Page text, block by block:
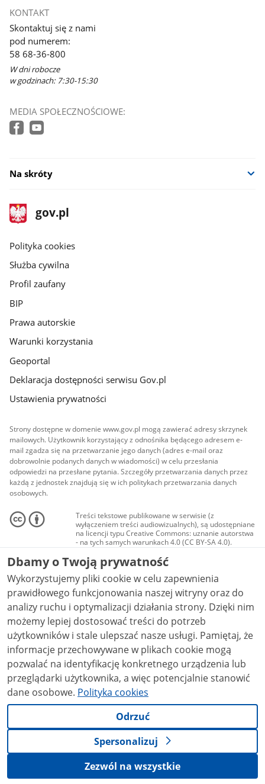
KONTAKT
Skontaktuj się z nami
pod numerem:
58 68-36-800
W dni robocze
w godzinach: 7:30-15:30
MEDIA SPOŁECZNOŚCIOWE:
Na skróty
stopka
gov.pl
Strona
gov.pl
gov.pl
Polityka cookies
Służba cywilna
Profil zaufany
BIP
Prawa autorskie
Warunki korzystania
Geoportal
Deklaracja dostępności serwisu Gov.pl
Ustawienia prywatności
Strony dostępne w domenie www.gov.pl mogą zawierać adresy skrzynek
mailowych. Użytkownik korzystający z odnośnika będącego adresem e-
mail zgadza się na przetwarzanie jego danych (adres e-mail oraz
dobrowolnie podanych danych w wiadomości) w celu przesłania
odpowiedzi na przesłane pytania. Szczegóły przetwarzania danych przez
każdą z jednostek znajdują się w ich politykach przetwarzania danych
osobowych.
Treści tekstowe publikowane w serwisie (z
wyłączeniem treści audiowizualnych), są udostępniane
na licencji typu Creative Commons: uznanie autorstwa
- na tych samych warunkach 4.0 (CC BY-SA 4.0).
Materiały audiowizualne, w tym zdjęcia, materiały
audio i wideo, są udostępniane na licencji typu
Creative Commons: uznanie autorstwa użycie
niekomercyjne - bez utworów zależnych 4.0 (CC BY-
NC-ND 4.0), o ile nie jest to stwierdzone inaczej.
Dbamy o Twoją prywatność
Wykorzystujemy pliki cookie w celu zapewnienia
prawidłowego funkcjonowania naszej witryny oraz do
analizy ruchu i optymalizacji działania strony. Dzięki nim
możemy lepiej dostosować treści do potrzeb
użytkowników i stale ulepszać nasze usługi. Pamiętaj, że
informacje przechowywane w plikach cookie mogą
pozwalać na identyfikację konkretnego urządzenia lub
przeglądarki użytkownika, a więc potencjalnie stanowić
dane osobowe. Polityka cookies
Odrzuć
Spersonalizuj
Zezwól na wszystkie